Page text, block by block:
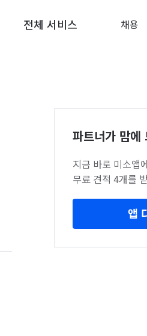
전체 서비스 채용
파트너가 맘에
지금 바로 미소앱
무료 견적 4개를
앱